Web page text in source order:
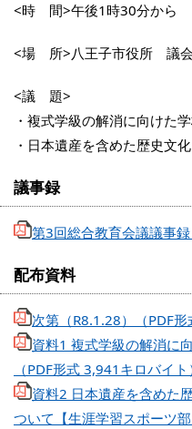
<時 間>午後1時30分から
<場 所>八王子市役所 議
<議 題>
・複式学級の解消に向けた
・日本遺産を含めた歴史文
議事録
第3回総合教育会議議事
配布資料
次第（R8.1.28）（PDF形
資料1 複式学級の解消に
（PDF形式 3,941キロバイト
資料2 日本遺産を含めた
ついて【生涯学習スポーツ